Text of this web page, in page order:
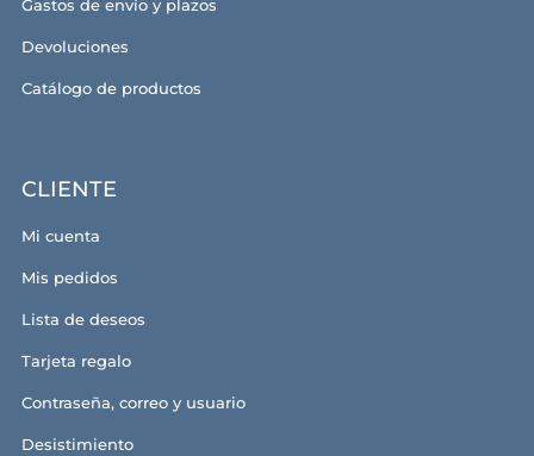
Gastos de envío y plazos
Devoluciones
Catálogo de productos
CLIENTE
Mi cuenta
Mis pedidos
Lista de deseos
Tarjeta regalo
Contraseña, correo y usuario
Desistimiento